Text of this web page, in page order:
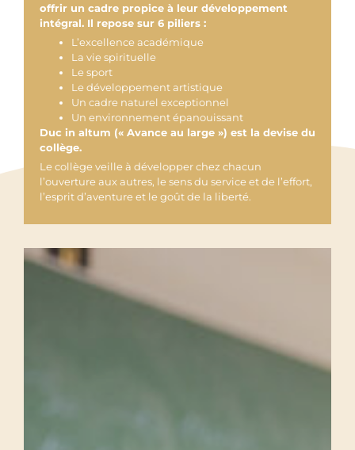
offrir un cadre propice à leur développement
intégral. Il repose sur 6 piliers :
L’excellence académique
La vie spirituelle
Le sport
Le développement artistique
Un cadre naturel exceptionnel
Un environnement épanouissant
Duc in altum (« Avance au large ») est la devise du
collège.
Le collège veille à développer chez chacun
l’ouverture aux autres, le sens du service et de l’effort,
l’esprit d’aventure et le goût de la liberté.